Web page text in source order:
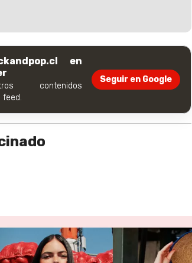
en
contenidos
feed.
Seguir en Google